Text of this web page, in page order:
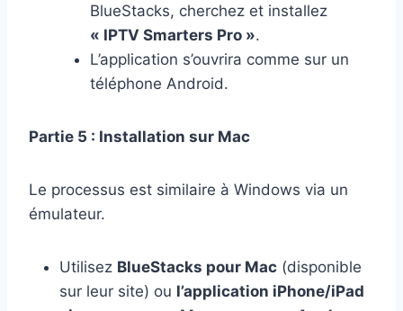
BlueStacks, cherchez et installez
« IPTV Smarters Pro ».
L’application s’ouvrira comme sur un
téléphone Android.
Partie 5 : Installation sur Mac
Le processus est similaire à Windows via un
émulateur.
Utilisez BlueStacks pour Mac (disponible
sur leur site) ou l’application iPhone/iPad